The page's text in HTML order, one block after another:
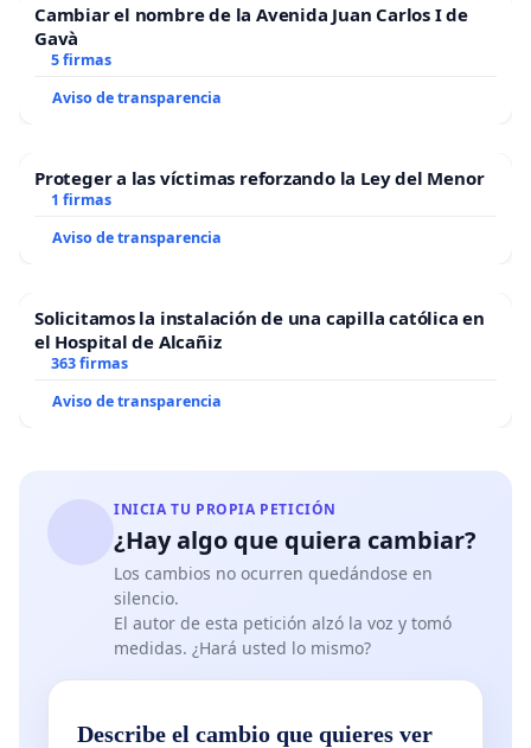
Cambiar el nombre de la Avenida Juan Carlos I de
Gavà
5 firmas
Aviso de transparencia
Proteger a las víctimas reforzando la Ley del Menor
1 firmas
Aviso de transparencia
Solicitamos la instalación de una capilla católica en
el Hospital de Alcañiz
363 firmas
Aviso de transparencia
INICIA TU PROPIA PETICIÓN
¿Hay algo que quiera cambiar?
Los cambios no ocurren quedándose en
silencio.
El autor de esta petición alzó la voz y tomó
medidas. ¿Hará usted lo mismo?
Describe el cambio que quieres ver